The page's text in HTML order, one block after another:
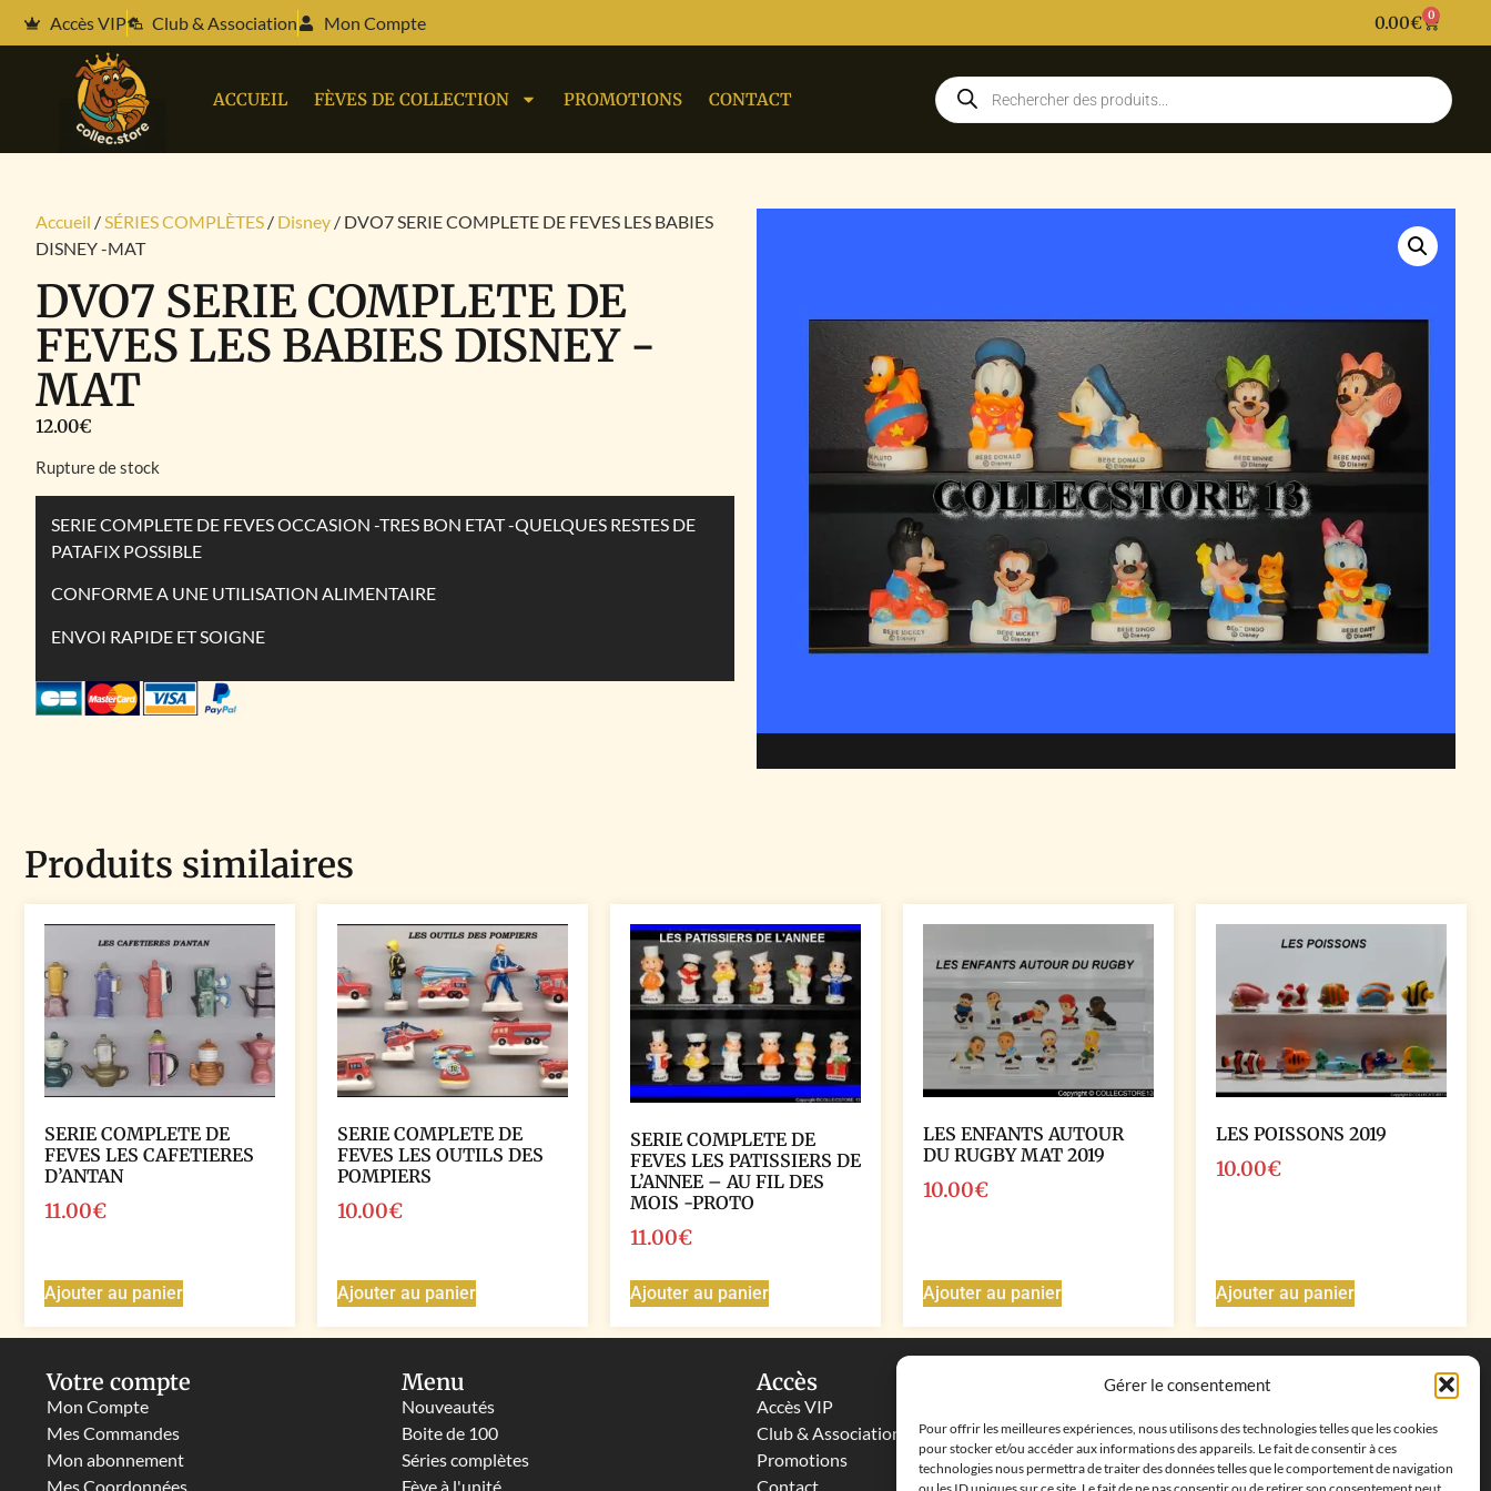
Gérer le consentement
Pour offrir les meilleures expériences, nous utilisons des technologies telles que les cookies
pour stocker et/ou accéder aux informations des appareils. Le fait de consentir à ces
technologies nous permettra de traiter des données telles que le comportement de navigation
Accès VIP Club & Association Mon Compte 0.00€ 0
ACCUEIL FÈVES DE COLLECTION PROMOTIONS CONTACT
Accueil /SÉRIES COMPLÈTES / Disney / DVO7 SERIE COMPLETE DE FEVES LES BABIES
DISNEY -MAT
DVO7 SERIE COMPLETE DE
FEVES LES BABIES DISNEY -
MAT
12.00€
Rupture de stock
SERIE COMPLETE DE FEVES OCCASION -TRES BON ETAT -QUELQUES RESTES DE
PATAFIX POSSIBLE
CONFORME A UNE UTILISATION ALIMENTAIRE
ENVOI RAPIDE ET SOIGNE
Produits similaires
SERIE COMPLETE DE
FEVES LES CAFETIERES
D’ANTAN
11.00€
Ajouter au panier
SERIE COMPLETE DE
FEVES LES OUTILS DES
POMPIERS
10.00€
Ajouter au panier
SERIE COMPLETE DE
FEVES LES PATISSIERS DE
L’ANNEE – AU FIL DES
MOIS -PROTO
11.00€
Ajouter au panier
LES ENFANTS AUTOUR
DU RUGBY MAT 2019
10.00€
Ajouter au panier
LES POISSONS 2019
10.00€
Ajouter au panier
Votre compte
Mon Compte
Mes Commandes
Mon abonnement
Mes Coordonnées
Menu
Nouveautés
Boite de 100
Séries complètes
Fève à l'unité
Accès
Accès VIP
Club & Associations
Promotions
Contact
Coordonnées
cléments, 13500 Martigues, France
Téléphone : ‭+33652313256‬
Email :feves.collecstore@gmail.com